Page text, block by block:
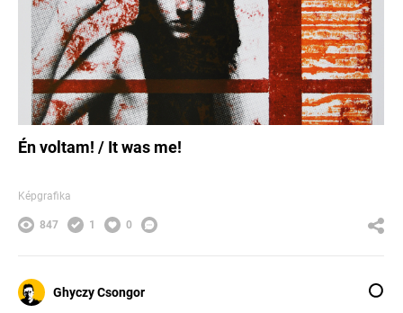
Én voltam! / It was me!
Képgrafika
847 1 0
Ghyczy Csongor